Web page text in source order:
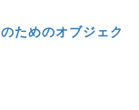
ためのオブジェク